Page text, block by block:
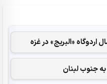
«البریج» در غزه
جنوب لبنان